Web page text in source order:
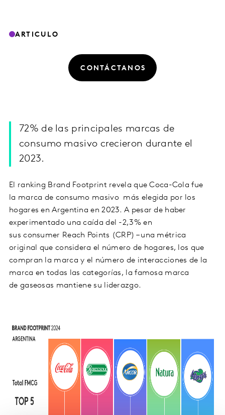
ARTICULO
CONTÁCTANOS
72% de las principales marcas de
consumo masivo crecieron durante el
2023.
El ranking Brand Footprint revela que Coca-Cola fue
la marca de consumo masivo más elegida por los
hogares en Argentina en 2023. A pesar de haber
experimentado una caída del -2,3% en
sus consumer Reach Points (CRP) – una métrica
original que considera el número de hogares, los que
compran la marca y el número de interacciones de la
marca en todas las categorías, la famosa marca
de gaseosas mantiene su liderazgo.